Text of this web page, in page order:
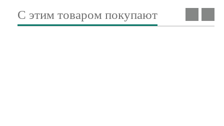
С этим товаром покупают